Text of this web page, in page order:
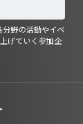
野の活動やイベ
げていく参加企